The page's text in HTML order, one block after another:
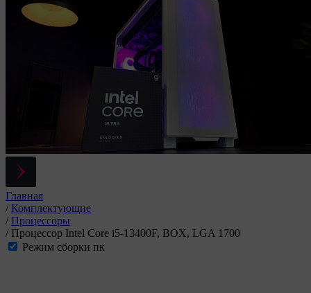
Главная
/ Комплектующие
/ Процессоры
/ Процессор Intel Core i5-13400F, BOX, LGA 1700
Режим сборки пк